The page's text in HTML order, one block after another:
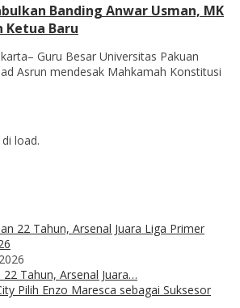
Banding Anwar Usman, MK
Ketua Baru
Guru Besar Universitas Pakuan
Asrun mendesak Mahkamah Konstitusi
load.
Tahun, Arsenal Juara…